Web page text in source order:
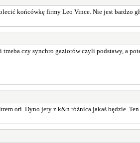
końcówkę firmy Leo Vince. Nie jest bardzo
czy synchro gaziorów czyli podstawy, a
ori. Dyno jety z k&n różnica jakaś będzie.